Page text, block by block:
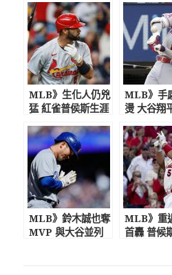
MLB》生化人仍兇
猛 紅雀普侯斯生涯
MLB》手
燙 大谷翔
MLB》鈴木誠也奪
MVP 與大谷並列
MLB》重
首轟 普候